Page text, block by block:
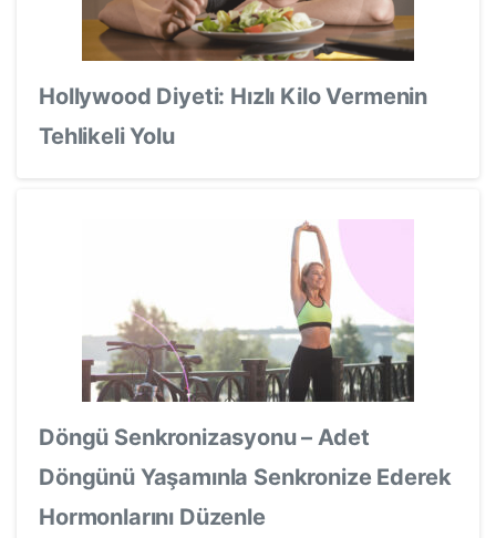
Hollywood Diyeti: Hızlı Kilo Vermenin
Tehlikeli Yolu
Döngü Senkronizasyonu – Adet
Döngünü Yaşamınla Senkronize Ederek
Hormonlarını Düzenle